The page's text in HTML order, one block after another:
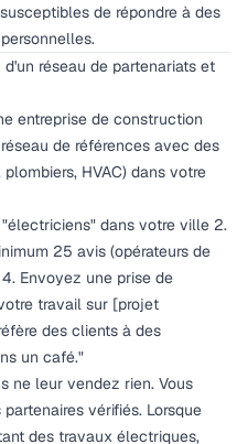
de répondre à des
réseau de partenariats et
entreprise de construction
de références avec des
HVAC) dans votre
"électriciens" dans votre ville 2.
25 avis (opérateurs de
Envoyez une prise de
travail sur [projet
des clients à des
un café."
ne leur vendez rien. Vous
vérifiés. Lorsque
des travaux électriques,